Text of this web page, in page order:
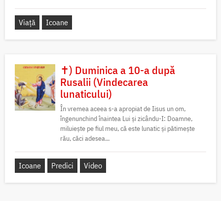
Viață Icoane
✝) Duminica a 10-a după
Rusalii (Vindecarea
lunaticului)
În vremea aceea s-a apropiat de Iisus un om,
îngenunchind înaintea Lui și zicându-I: Doamne,
miluiește pe fiul meu, că este lunatic și pătimește
rău, căci adesea...
Icoane Predici Video